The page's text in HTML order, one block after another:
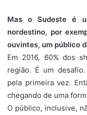
Mas o Sudeste é
nordestino, por
ouvintes, um público
Em 2016, 60% dos
região. É um
pela primeira vez.
chegando de uma
O público, inclusive,